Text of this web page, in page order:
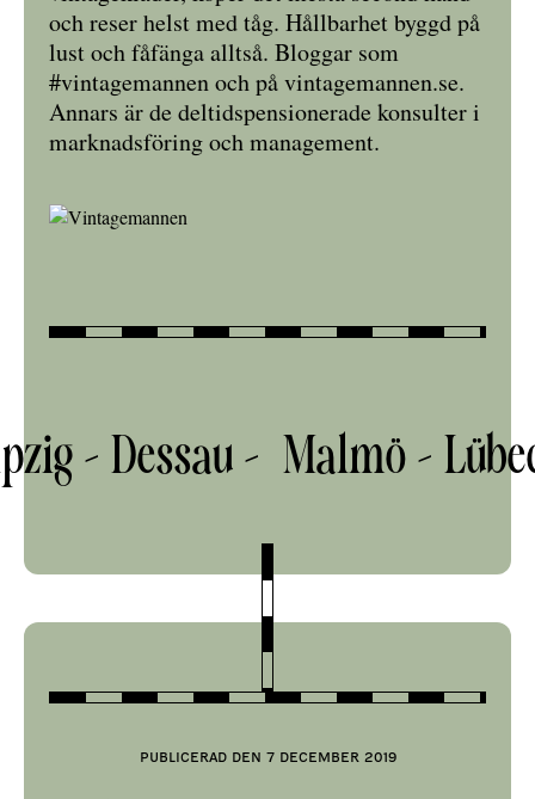
och reser helst med tåg. Hållbarhet byggd på
lust och fåfänga alltså. Bloggar som
#vintagemannen och på vintagemannen.se.
Annars är de deltidspensionerade konsulter i
marknadsföring och management.
– Dessau – Malmö –
Publicerad den 7 december 2019